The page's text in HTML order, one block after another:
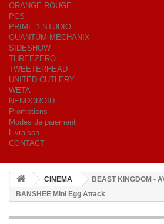
ORANGE ROUGE
PCS
PRIME 1 STUDIO
QUANTUM MECHANIX
SIDESHOW
THREEZERO
TWEETERHEAD
UNITED CUTLERY
WETA
NENDOROID
Promotions
Modes de paiement
Livraison
CONTACT
CINEMA
BEAST KINGDOM -
BANSHEE Mini Egg Attack